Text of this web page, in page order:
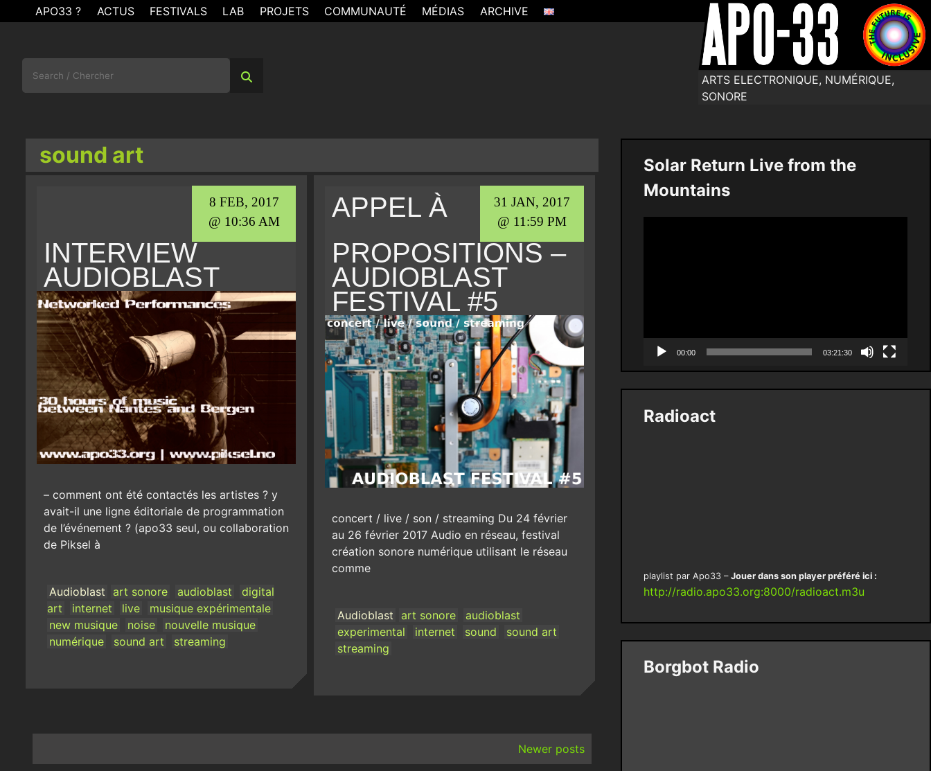
to
ARTS ELECTRONIQUE, NUMÉRIQUE,
SONORE
APO33 ? ACTUS FESTIVALS LAB PROJETS COMMUNAUTÉ MÉDIAS ARCHIVE
for:
sound art
8 FEB, 2017
@ 10:36 AM
INTERVIEW
AUDIOBLAST
– comment ont été contactés les artistes ? y
avait-il une ligne éditoriale de programmation
de l’événement ? (apo33 seul, ou collaboration
de Piksel à
Audioblast art sonore audioblast
digital
art
internet live
musique expérimentale
new musique
noise
nouvelle musique
numérique
sound art streaming
31 JAN, 2017
@ 11:59 PM
APPEL À
PROPOSITIONS –
AUDIOBLAST
FESTIVAL #5
concert / live / son / streaming Du 24 février
au 26 février 2017 Audio en réseau, festival
création sonore numérique utilisant le réseau
comme
Audioblast art sonore
audioblast
experimental
internet sound
sound art
streaming
navigation
Newer posts
Solar Return Live from the
Mountains
00:00 03:21:30
Radioact
playlist par Apo33 –Jouer dans son player préféré ici :
http://radio.apo33.org:8000/radioact.m3u
Borgbot Radio